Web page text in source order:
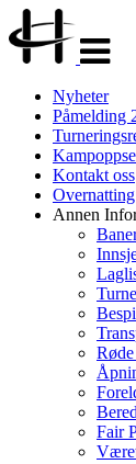
Nyheter
Påmelding
Kontakt oss
Overnatting
Annen
Fair